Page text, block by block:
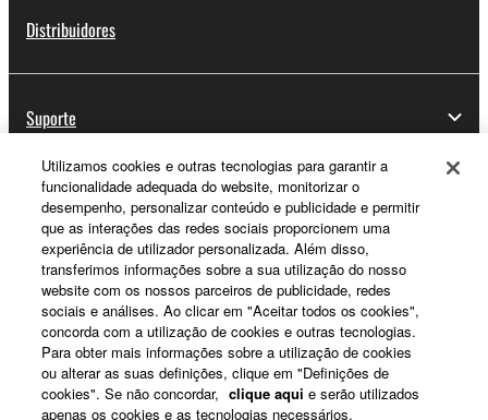
Distribuidores
Suporte
Registo Yamaha Music ID
Sobre a Yamaha
Portugal - Portuguese
Negócio
Utilizamos cookies e outras tecnologias para garantir a
funcionalidade adequada do website, monitorizar o
desempenho, personalizar conteúdo e publicidade e permitir
que as interações das redes sociais proporcionem uma
experiência de utilizador personalizada. Além disso,
transferimos informações sobre a sua utilização do nosso
website com os nossos parceiros de publicidade, redes
sociais e análises. Ao clicar em "Aceitar todos os cookies",
concorda com a utilização de cookies e outras tecnologias.
Para obter mais informações sobre a utilização de cookies
ou alterar as suas definições, clique em "Definições de
cookies". Se não concordar, clique aqui e serão utilizados
apenas os cookies e as tecnologias necessários.